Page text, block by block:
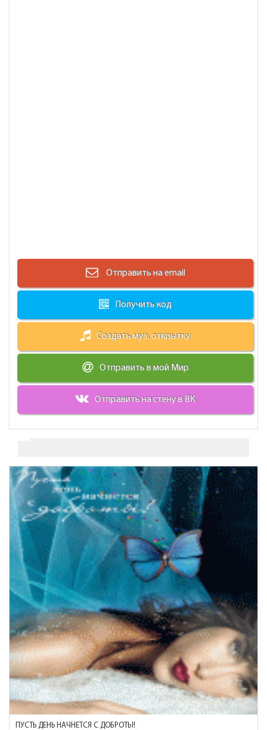
Отправить на email
Получить код
Создать муз. открытку
Отправить в мой Мир
Отправить на стену в ВК
ПУСТЬ ДЕНЬ НАЧНЕТСЯ С ДОБРОТЫ!